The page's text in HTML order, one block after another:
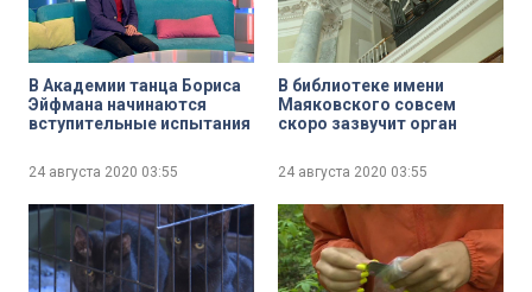
В Академии танца Бориса
Эйфмана начинаются
вступительные испытания
24 августа 2020 03:55
В библиотеке имени
Маяковского совсем
скоро зазвучит орган
24 августа 2020 03:55